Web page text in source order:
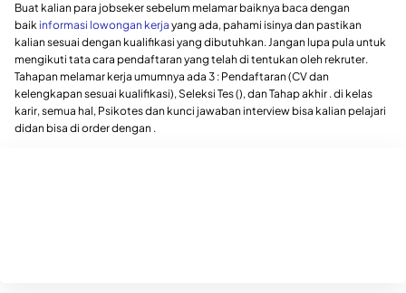
Buat kalian para jobseker sebelum melamar baiknya baca dengan
baik informasi lowongan kerja yang ada, pahami isinya dan pastikan
kalian sesuai dengan kualifikasi yang dibutuhkan. Jangan lupa pula untuk
mengikuti tata cara pendaftaran yang telah di tentukan oleh rekruter.
Tahapan melamar kerja umumnya ada 3 : Pendaftaran (CV dan
kelengkapan sesuai kualifikasi), Seleksi Tes (), dan Tahap akhir . di kelas
karir, semua hal, Psikotes dan kunci jawaban interview bisa kalian pelajari
didan bisa di order dengan .